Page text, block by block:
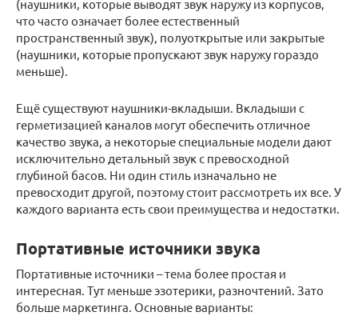
(наушники, которые выводят звук наружу из корпусов,
что часто означает более естественный
пространственный звук), полуоткрытые или закрытые
(наушники, которые пропускают звук наружу гораздо
меньше).
Ещё существуют наушники-вкладыши. Вкладыши с
герметизацией каналов могут обеспечить отличное
качество звука, а некоторые специальные модели дают
исключительно детальный звук с превосходной
глубиной басов. Ни один стиль изначально не
превосходит другой, поэтому стоит рассмотреть их все. У
каждого варианта есть свои преимущества и недостатки.
Портативные источники звука
Портативные источники – тема более простая и
интересная. Тут меньше эзотерики, разночтений. Зато
больше маркетинга. Основные варианты: